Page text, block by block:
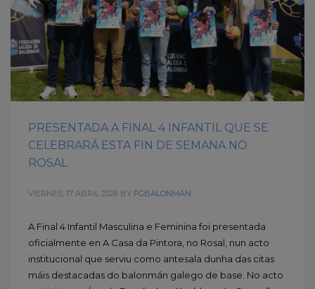
PRESENTADA A FINAL 4 INFANTIL QUE SE
CELEBRARÁ ESTA FIN DE SEMANA NO
ROSAL
VIERNES, 17 ABRIL 2026 BY FGBALONMÁN
A Final 4 Infantil Masculina e Feminina foi presentada
oficialmente en A Casa da Pintora, no Rosal, nun acto
institucional que serviu como antesala dunha das citas
máis destacadas do balonmán galego de base. No acto